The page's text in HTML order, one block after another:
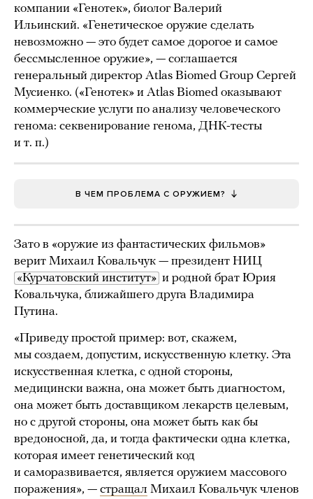
компании «Генотек», биолог Валерий
Ильинский. «Генетическое оружие сделать
невозможно — это будет самое дорогое и самое
бессмысленное оружие», — соглашается
генеральный директор Atlas Biomed Group Сергей
Мусиенко. («Генотек» и Atlas Biomed оказывают
коммерческие услуги по анализу человеческого
генома: секвенирование генома, ДНК-тесты
и т. п.)
В ЧЕМ ПРОБЛЕМА С ОРУЖИЕМ?
Зато в «оружие из фантастических фильмов»
верит Михаил Ковальчук — президент НИЦ
«Курчатовский институт» и родной брат Юрия
Ковальчука, ближайшего друга Владимира
Путина.
«Приведу простой пример: вот, скажем,
мы создаем, допустим, искусственную клетку. Эта
искусственная клетка, с одной стороны,
медицински важна, она может быть диагностом,
она может быть доставщиком лекарств целевым,
но с другой стороны, она может быть как бы
вредоносной, да, и тогда фактически одна клетка,
которая имеет генетический код
и саморазвивается, является оружием массового
поражения», — стращал Михаил Ковальчук членов